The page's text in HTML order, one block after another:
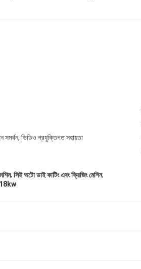
সমর্থন, ভিডিও প্রযুক্তিগত সহায়তা
, সিই অটো ডাই কাটিং এবং ক্রিজিং মেশিন,
18kw